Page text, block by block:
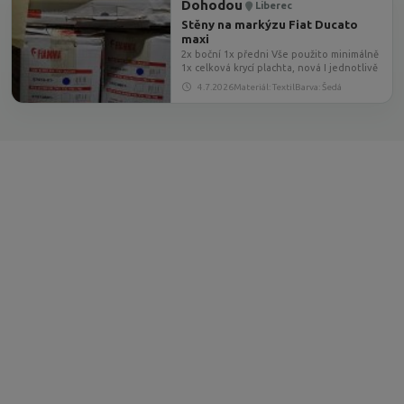
Dohodou Liberec
Stěny na markýzu Fiat Ducato
maxi
2x boční 1x předni Vše použito minimálně
1x celková krycí plachta, nová I jednotlivě
4.7.2026Materiál: TextilBarva: Šedá